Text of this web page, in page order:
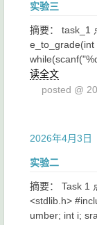
实验三
摘要： task_1
读全文
posted @
2026年4月3日
实验二
摘要： Task 1
<stdlib.h>
umber; int i;